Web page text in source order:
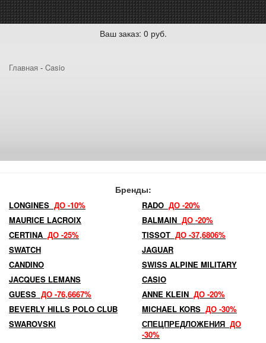
Ваш заказ: 0 руб.
Главная - Casio
Бренды:
LONGINES ДО -10% RADO ДО -20%
MAURICE LACROIX
BALMAIN ДО -20%
CERTINA ДО -25% TISSOT ДО -37,6806%
SWATCH
JAGUAR
CANDINO
SWISS ALPINE MILITARY
JACQUES LEMANS
CASIO
GUESS ДО -76,6667% ANNE KLEIN ДО -20%
BEVERLY HILLS POLO CLUB
MICHAEL KORS ДО -30%
SWAROVSKI
СПЕЦПРЕДЛОЖЕНИЯ ДО
-30%